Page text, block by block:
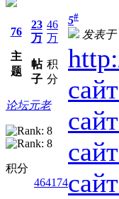
76
主
题
23
万
帖
子
46
万
积
分
论坛元老
积分
464174
5#
发表于
сайт
сайт
сайт
сайт